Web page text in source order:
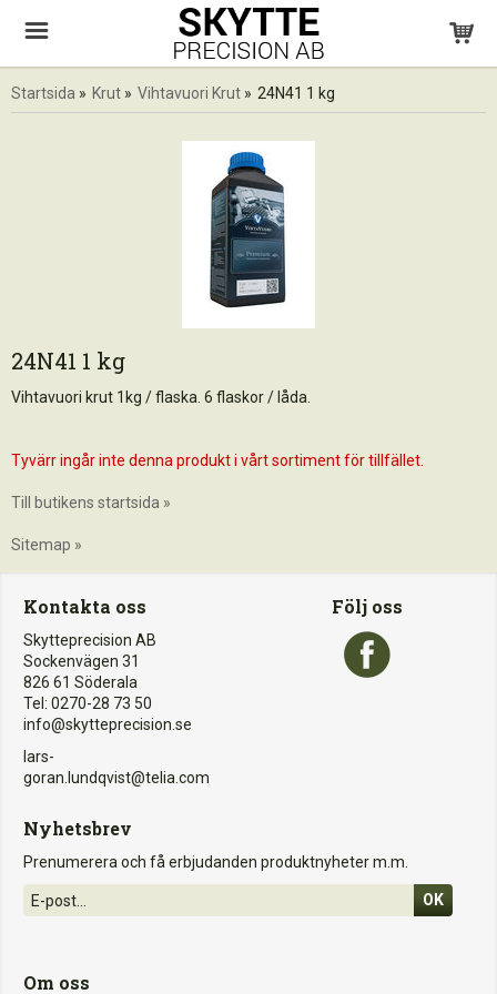
Startsida » Krut » Vihtavuori Krut » 24N41 1 kg
24N41 1 kg
Vihtavuori krut 1kg / flaska. 6 flaskor / låda.
Tyvärr ingår inte denna produkt i vårt sortiment för tillfället.
Till butikens startsida »
Sitemap »
Kontakta oss
Skytteprecision AB
Sockenvägen 31
826 61 Söderala
Tel: 0270-28 73 50
info@skytteprecision.se
lars-
goran.lundqvist@telia.com
Följ oss
Nyhetsbrev
Prenumerera och få erbjudanden produktnyheter m.m.
OK
Om oss